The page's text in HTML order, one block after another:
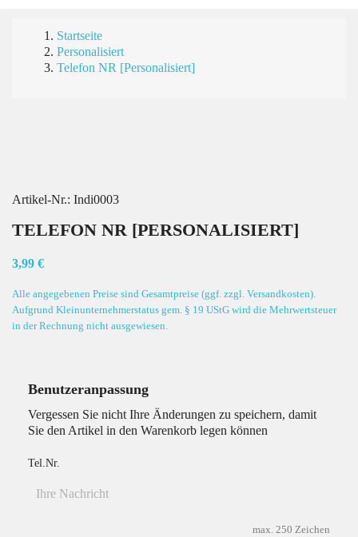
Startseite
Personalisiert
Telefon NR [Personalisiert]
Artikel-Nr.: Indi0003
TELEFON NR [PERSONALISIERT]
3,99 €
Alle angegebenen Preise sind Gesamtpreise (ggf. zzgl. Versandkosten).
Aufgrund Kleinunternehmerstatus gem. § 19 UStG wird die Mehrwertsteuer
in der Rechnung nicht ausgewiesen.
Benutzeranpassung
Vergessen Sie nicht Ihre Änderungen zu speichern, damit
Sie den Artikel in den Warenkorb legen können
Tel.Nr.
max. 250 Zeichen